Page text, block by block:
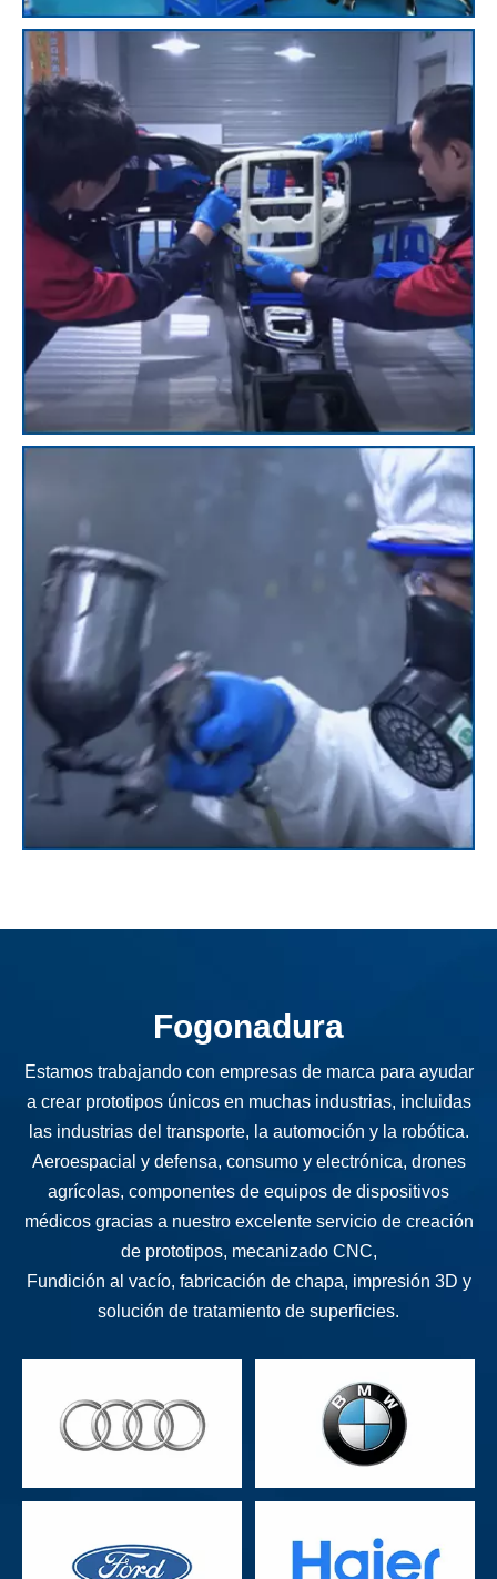
Fogonadura
Estamos trabajando con empresas de marca para ayudar
a crear prototipos únicos en muchas industrias, incluidas
las industrias del transporte, la automoción y la robótica.
Aeroespacial y defensa, consumo y electrónica, drones
agrícolas, componentes de equipos de dispositivos
médicos gracias a nuestro excelente servicio de creación
de prototipos, mecanizado CNC,
Fundición al vacío, fabricación de chapa, impresión 3D y
solución de tratamiento de superficies.